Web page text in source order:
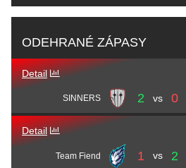
DmitriyjRChervak
FilipaVNBelojica
MartinPechynPechoušek
Lukáš
FodorfleavLevente
Áron
PatrikboditoBoda
CosminraggaTeodorescu
BogdanchankySerban
Valentin
Gabriel CosminzewtsLetcanu
Nelÿ Ichim
ODEHRANÉ ZÁPASY
Detail
SINNERS 2 vs 0
Detail
Team Fiend 1 vs 2